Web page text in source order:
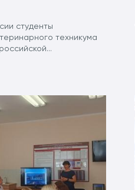
студенты
техникума